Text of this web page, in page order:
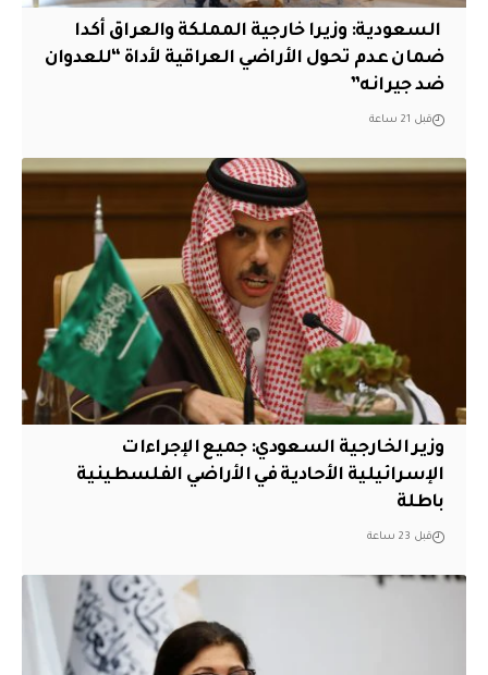
‏ السعودية: وزيرا خارجية المملكة والعراق أكدا
ضمان عدم تحول الأراضي العراقية لأداة “للعدوان
ضد جيرانه”
قبل 21 ساعة
وزير الخارجية السعودي: جميع الإجراءات
الإسرائيلية الأحادية في الأراضي الفلسطينية
باطلة
قبل 23 ساعة